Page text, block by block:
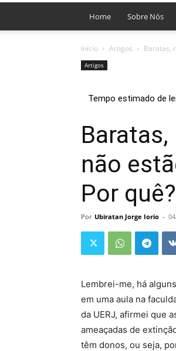
Home Sobre Nós
Início Artigos Baratas,
Artigos
não
Por quê?
Por Ubiratan Jorge Iorio -
Lembrei-me, há
em uma aula na
da UERJ, afirmei que
ameaçadas de
têm donos, ou seja,